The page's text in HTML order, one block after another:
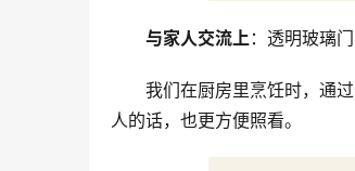
与家人交流上：透明玻璃门
我们在厨房里烹饪时，通
人的话，也更方便照看。